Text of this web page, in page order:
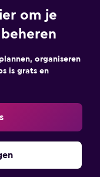
om je
organiseren
is grats en